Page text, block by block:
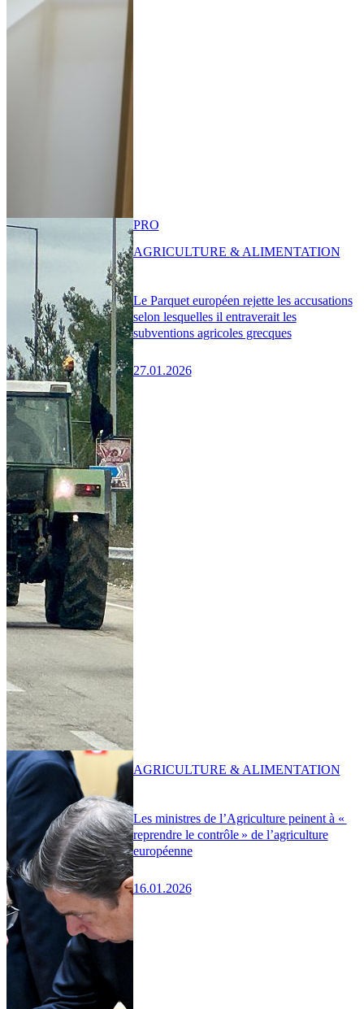
Le Parquet européen rejette les accusations
selon lesquelles il entraverait les
subventions agricoles grecques
27.01.2026
PRO
AGRICULTURE & ALIMENTATION
Les ministres de l’Agriculture peinent à «
reprendre le contrôle » de l’agriculture
européenne
16.01.2026
AGRICULTURE & ALIMENTATION